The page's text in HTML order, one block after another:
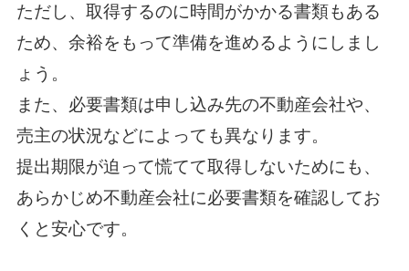
ただし、取得するのに時間がかかる書類もある
ため、余裕をもって準備を進めるようにしまし
ょう。
また、必要書類は申し込み先の不動産会社や、
売主の状況などによっても異なります。
提出期限が迫って慌てて取得しないためにも、
あらかじめ不動産会社に必要書類を確認してお
くと安心です。